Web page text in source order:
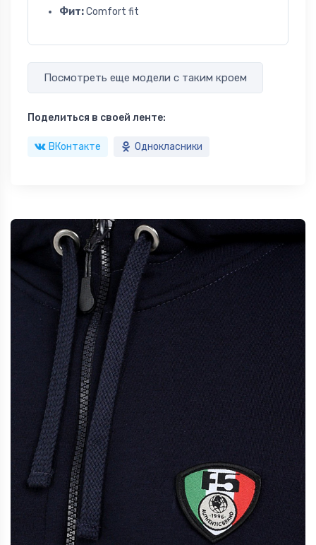
Фит:Comfort fit
Посмотреть еще модели с таким кроем
Поделиться в своей ленте:
ВКонтакте Однокласники